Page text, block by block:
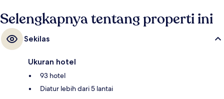
Selengkapnya tentang properti ini
Sekilas
Ukuran hotel
93 hotel
Diatur lebih dari 5 lantai